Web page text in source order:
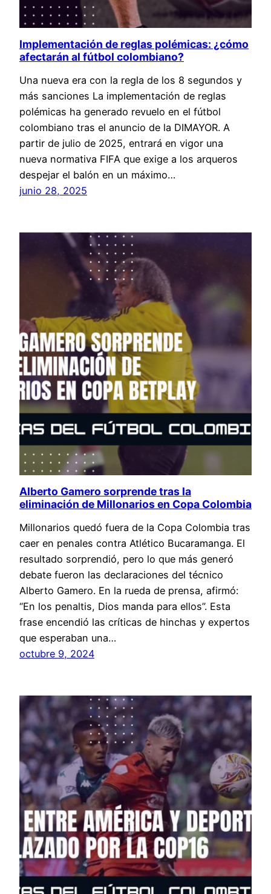
Implementación de reglas polémicas: ¿cómo
afectarán al fútbol colombiano?
Una nueva era con la regla de los 8 segundos y
más sanciones La implementación de reglas
polémicas ha generado revuelo en el fútbol
colombiano tras el anuncio de la DIMAYOR. A
partir de julio de 2025, entrará en vigor una
nueva normativa FIFA que exige a los arqueros
despejar el balón en un máximo…
junio 28, 2025
Alberto Gamero sorprende tras la
eliminación de Millonarios en Copa Colombia
Millonarios quedó fuera de la Copa Colombia tras
caer en penales contra Atlético Bucaramanga. El
resultado sorprendió, pero lo que más generó
debate fueron las declaraciones del técnico
Alberto Gamero. En la rueda de prensa, afirmó:
“En los penaltis, Dios manda para ellos”. Esta
frase encendió las críticas de hinchas y expertos
que esperaban una…
octubre 9, 2024